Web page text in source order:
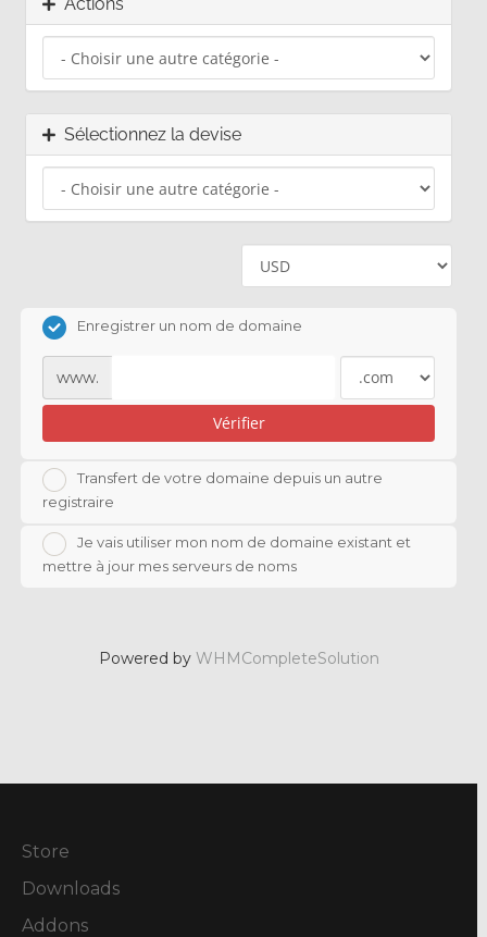
Sélectionnez la devise
Enregistrer un nom de domaine
www.
Vérifier
Transfert de votre domaine depuis un autre
registraire
Je vais utiliser mon nom de domaine existant et
mettre à jour mes serveurs de noms
Powered by WHMCompleteSolution
Store
Downloads
Addons